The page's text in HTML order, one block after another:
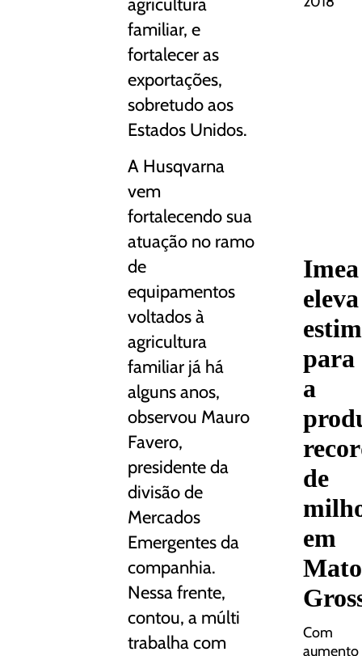
agricultura
familiar, e
fortalecer as
exportações,
sobretudo aos
Estados Unidos.
A Husqvarna
vem
fortalecendo sua
atuação no ramo
de
equipamentos
voltados à
agricultura
familiar já há
alguns anos,
observou Mauro
Favero,
presidente da
divisão de
Mercados
Emergentes da
companhia.
Nessa frente,
contou, a múlti
trabalha com
Imea
eleva
para
a
de
em
Mato
Com
aumento